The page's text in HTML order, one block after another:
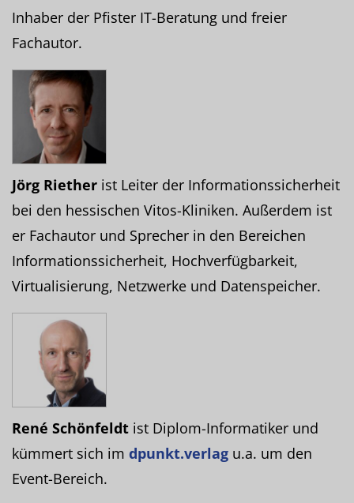
Inhaber der Pfister IT-Beratung und freier
Fachautor.
Jörg Riether ist Leiter der Informationssicherheit
bei den hessischen Vitos-Kliniken. Außerdem ist
er Fachautor und Sprecher in den Bereichen
Informationssicherheit, Hochverfügbarkeit,
Virtualisierung, Netzwerke und Datenspeicher.
René Schönfeldt ist Diplom-Informatiker und
kümmert sich im dpunkt.verlag u.a. um den
Event-Bereich.